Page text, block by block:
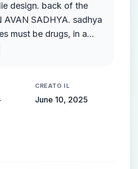
design. back of the
AVAN SADHYA. sadhya
must be drugs, in a
way. ni the front of the
CREATO IL
June 10, 2025